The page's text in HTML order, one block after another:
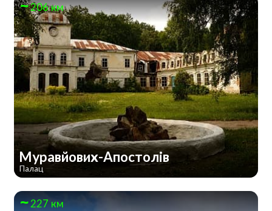
206 км
Муравйових-Апостолів
Палац
227 км